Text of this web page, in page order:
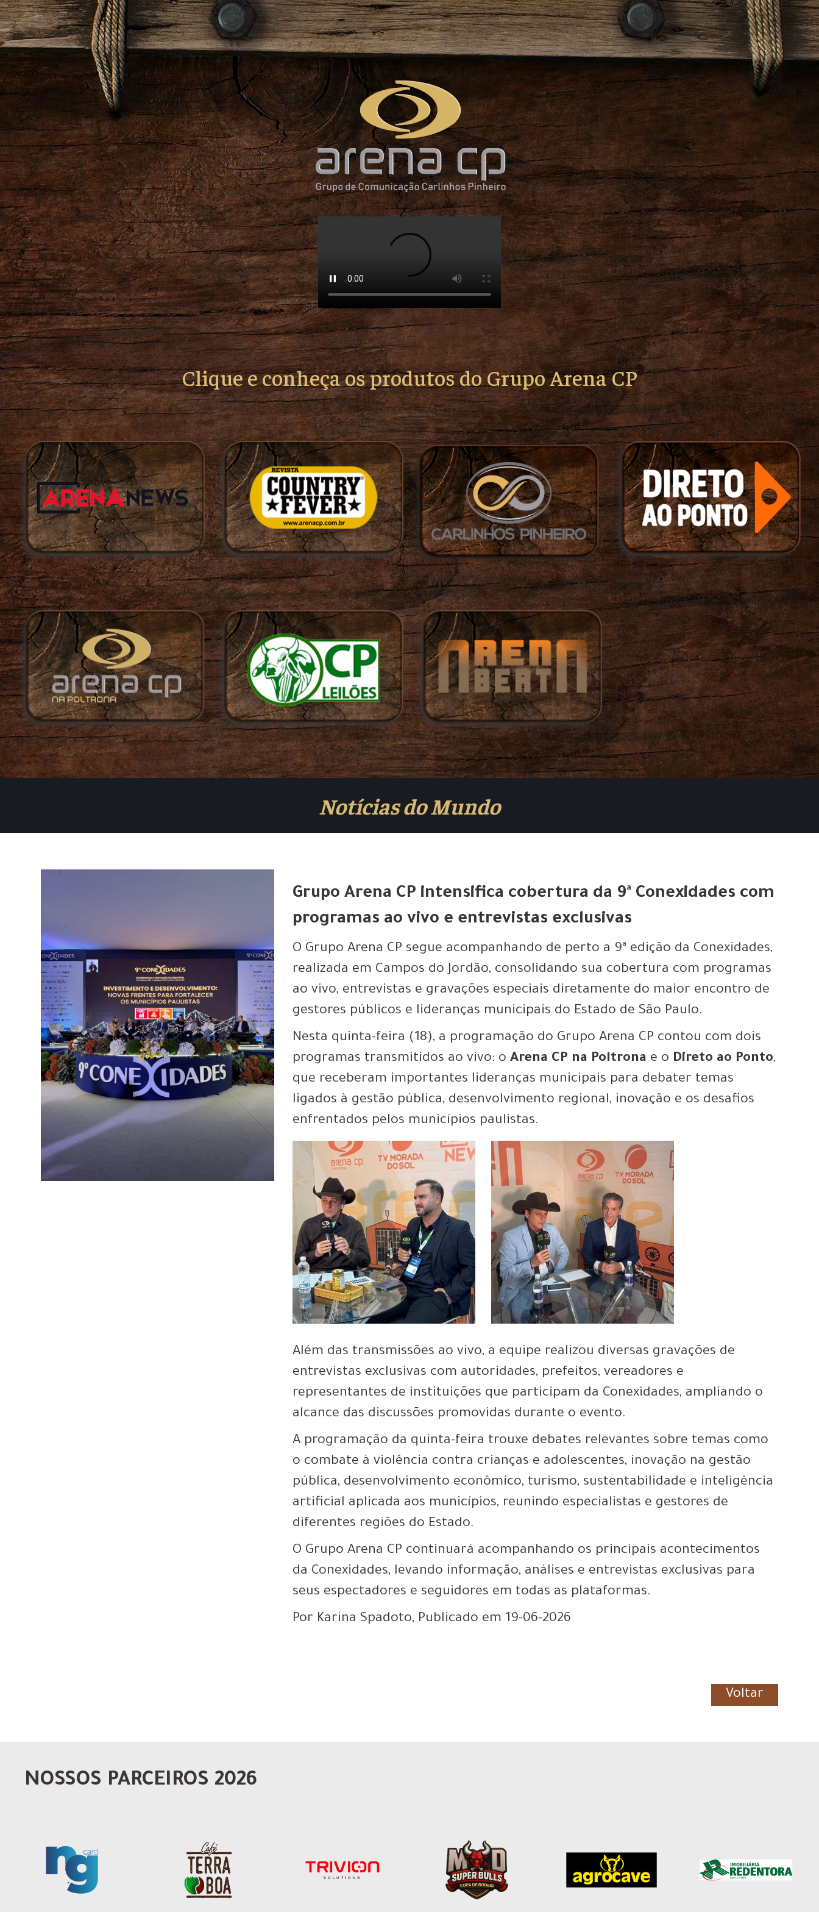
Clique e conheça os produtos do Grupo Arena CP
Notícias do Mundo
Grupo Arena CP intensifica cobertura da 9ª Conexidades com
programas ao vivo e entrevistas exclusivas
O Grupo Arena CP segue acompanhando de perto a 9ª edição da Conexidades,
realizada em Campos do Jordão, consolidando sua cobertura com programas
ao vivo, entrevistas e gravações especiais diretamente do maior encontro de
gestores públicos e lideranças municipais do Estado de São Paulo.
Nesta quinta-feira (18), a programação do Grupo Arena CP contou com dois
programas transmitidos ao vivo: oArena CP na Poltrona e o Direto ao Ponto,
que receberam importantes lideranças municipais para debater temas
ligados à gestão pública, desenvolvimento regional, inovação e os desafios
enfrentados pelos municípios paulistas.
Além das transmissões ao vivo, a equipe realizou diversas gravações de
entrevistas exclusivas com autoridades, prefeitos, vereadores e
representantes de instituições que participam da Conexidades, ampliando o
alcance das discussões promovidas durante o evento.
A programação da quinta-feira trouxe debates relevantes sobre temas como
o combate à violência contra crianças e adolescentes, inovação na gestão
pública, desenvolvimento econômico, turismo, sustentabilidade e inteligência
artificial aplicada aos municípios, reunindo especialistas e gestores de
diferentes regiões do Estado.
O Grupo Arena CP continuará acompanhando os principais acontecimentos
da Conexidades, levando informação, análises e entrevistas exclusivas para
seus espectadores e seguidores em todas as plataformas.
Por Karina Spadoto, Publicado em 19-06-2026
Voltar
NOSSOS PARCEIROS 2026